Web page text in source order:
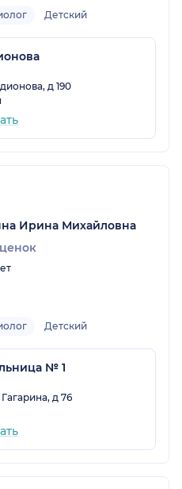
Детский
д 190
Ирина Михайловна
Детский
№ 1
д 76